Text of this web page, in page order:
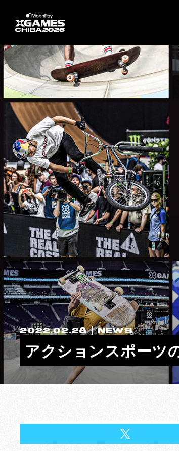
2022.02.28 NEWS
アクションスポーツ